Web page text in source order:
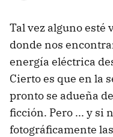
Tal vez alguno esté
donde nos
energía eléctrica
Cierto es que en la
pronto se adueña
ficción. Pero ... y si
fotográficamente